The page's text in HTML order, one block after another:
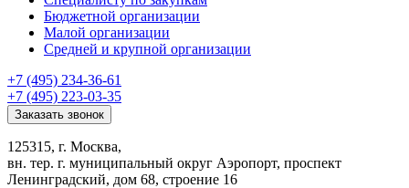
Бюджетной организации
Малой организации
Средней и крупной организации
+7 (495) 234-36-61
+7 (495) 223-03-35
Заказать звонок
125315, г. Москва,
вн. тер. г. муниципальный округ Аэропорт, проспект
Ленинградский, дом 68, строение 16